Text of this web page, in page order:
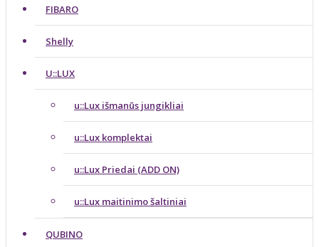
FIBARO
Shelly
U::LUX
u::Lux išmanūs jungikliai
u::Lux komplektai
u::Lux Priedai (ADD ON)
u::Lux maitinimo šaltiniai
QUBINO